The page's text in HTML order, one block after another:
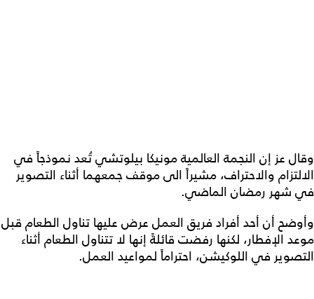
وقال عز إن النجمة العالمية مونيكا بيلوتشي تُعد نموذجاً في
الالتزام والاحتراف، مشيراً الى موقف جمعهما أثناء التصوير
في شهر رمضان الماضي.
وأوضح أن أحد أفراد فريق العمل عرض عليها تناول الطعام قبل
موعد الإفطار، لكنها رفضت قائلةً إنها لا تتناول الطعام أثناء
التصوير في اللوكيشن، احتراماً لمواعيد العمل.